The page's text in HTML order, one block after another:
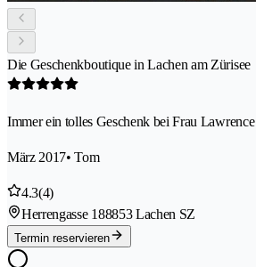
Die Geschenkboutique in Lachen am Zürisee
Immer ein tolles Geschenk bei Frau Lawrence
März 2017• Tom
4.3(4)
Herrengasse 188853 Lachen SZ
Termin reservieren